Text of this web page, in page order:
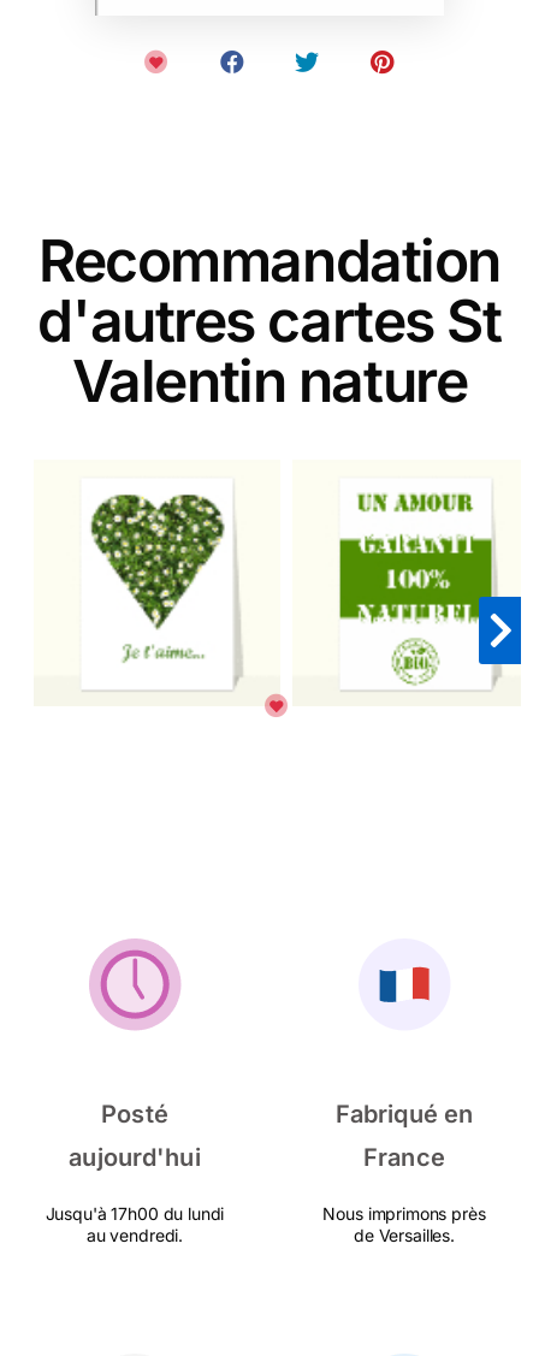
Recommandation
d'autres cartes St
Valentin nature
Posté
aujourd'hui
Jusqu'à 17h00 du lundi
au vendredi.
Fabriqué en
France
Nous imprimons près
de Versailles.